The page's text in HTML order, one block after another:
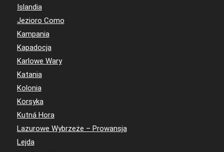
Islandia
Jezioro Como
Kampania
Kapadocja
Karlowe Wary
Katania
Kolonia
Korsyka
Kutná Hora
Lazurowe Wybrzeże – Prowansja
Lejda